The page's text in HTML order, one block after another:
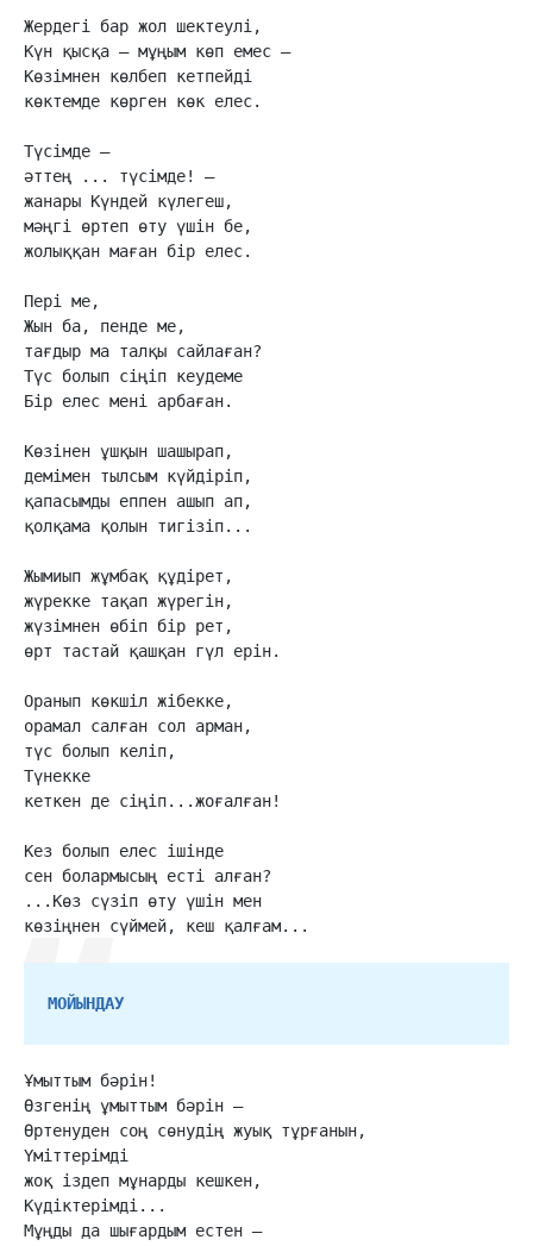
Жердегі бар жол шектеулі,
Күн қысқа — мұңым көп емес –
Көзімнен көлбеп кетпейді
көктемде көрген көк елес.
Түсімде —
әттең ... түсімде! —
жанары Күндей күлегеш,
мәңгі өртеп өту үшін бе,
жолыққан маған бір елес.
Пері ме,
Жын ба, пенде ме,
тағдыр ма талқы сайлаған?
Түс болып сіңіп кеудеме
Бір елес мені арбаған.
Көзінен ұшқын шашырап,
демімен тылсым күйдіріп,
қапасымды еппен ашып ап,
қолқама қолын тигізіп...
Жымиып жұмбақ құдірет,
жүрекке тақап жүрегін,
жүзімнен өбіп бір рет,
өрт тастай қашқан гүл ерін.
Оранып көкшіл жібекке,
орамал салған сол арман,
түс болып келіп,
Түнекке
кеткен де сіңіп...жоғалған!
Кез болып елес ішінде
сен болармысың есті алған?
...Көз сүзіп өту үшін мен
көзіңнен сүймей, кеш қалғам...
МОЙЫНДАУ
Ұмыттым бәрін!
Өзгенің ұмыттым бәрін —
Өртенуден соң сөнудің жуық тұрғанын,
Үміттерімді
жоқ іздеп мұнарды кешкен,
Күдіктерімді...
Мұңды да шығардым естен —